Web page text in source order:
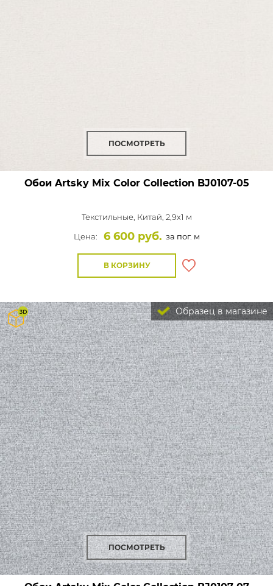
ПОСМОТРЕТЬ
Обои Artsky Mix Color Collection BJ0107-05
Текстильные, Китай, 2,9x1 м
Цена:
6 600 руб. за пог. м
В КОРЗИНУ
Образец в магазине
ПОСМОТРЕТЬ